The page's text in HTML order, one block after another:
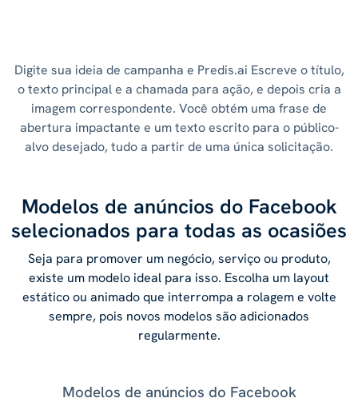
Digite sua ideia de campanha e Predis.ai Escreve o título,
o texto principal e a chamada para ação, e depois cria a
imagem correspondente. Você obtém uma frase de
abertura impactante e um texto escrito para o público-
alvo desejado, tudo a partir de uma única solicitação.
Modelos de anúncios do Facebook
selecionados para todas as ocasiões
Seja para promover um negócio, serviço ou produto,
existe um modelo ideal para isso. Escolha um layout
estático ou animado que interrompa a rolagem e volte
sempre, pois novos modelos são adicionados
regularmente.
Modelos de anúncios do Facebook